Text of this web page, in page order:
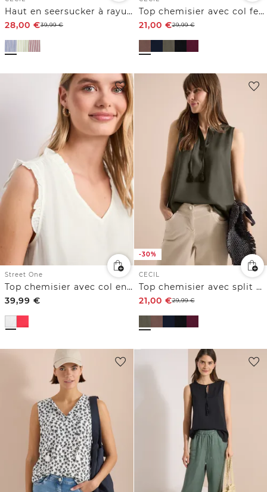
Haut en seersucker à rayures
28,00 €39,99€
Top chemisier avec col fendu et rubans
21,00 €29,99€
Street One
Top chemisier avec col en V et ruches
39,99 €
-30%
CECIL
Top chemisier avec split neck et rubans
21,00 €29,99€